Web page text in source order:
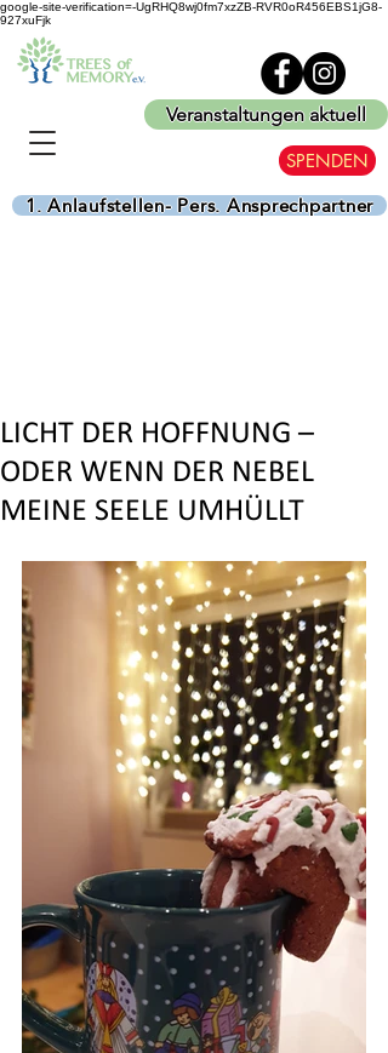
google-site-verification=-UgRHQ8wj0fm7xzZB-RVR0oR456EBS1jG8-
927xuFjk
SPENDEN
Veranstaltungen aktuell
1. Anlaufstellen- Pers. Ansprechpartner
LICHT DER HOFFNUNG –
ODER WENN DER NEBEL
MEINE SEELE UMHÜLLT